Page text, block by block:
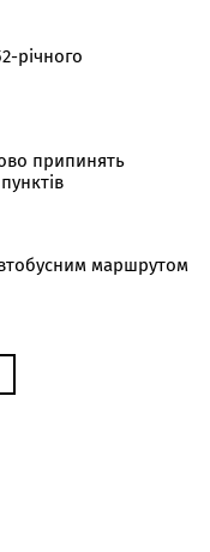
річного
припинять
маршрутом